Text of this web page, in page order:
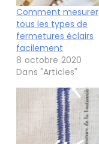
Comment mesurer
tous les types de
fermetures éclairs
facilement
8 octobre 2020
Dans "Articles"